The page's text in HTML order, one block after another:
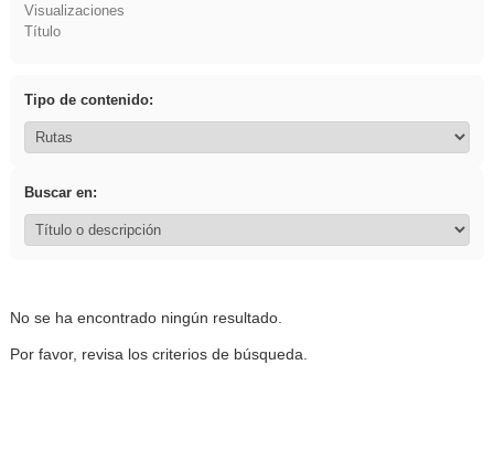
Visualizaciones
Título
Tipo de contenido:
Buscar en:
No se ha encontrado ningún resultado.
Por favor, revisa los criterios de búsqueda.